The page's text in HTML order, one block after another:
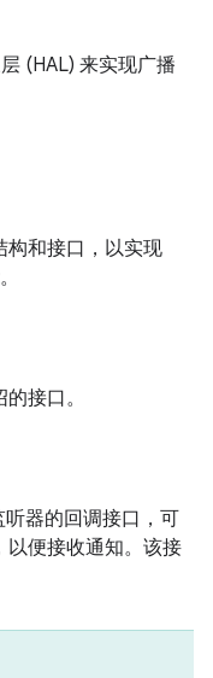
(HAL) 来实现广播
构和接口，以实现
接口。
听器的回调接口，可
以便接收通知。该接